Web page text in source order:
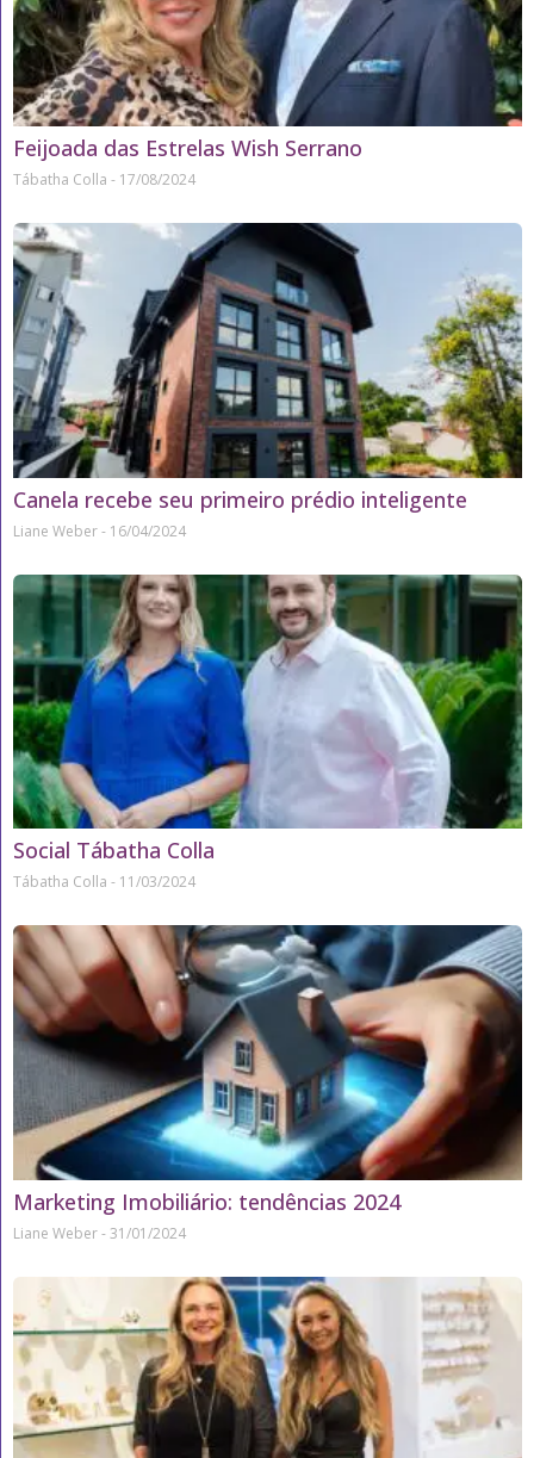
Feijoada das Estrelas Wish Serrano
Tábatha Colla 17/08/2024
Canela recebe seu primeiro prédio inteligente
Liane Weber 16/04/2024
Social Tábatha Colla
Tábatha Colla 11/03/2024
Marketing Imobiliário: tendências 2024
Liane Weber 31/01/2024